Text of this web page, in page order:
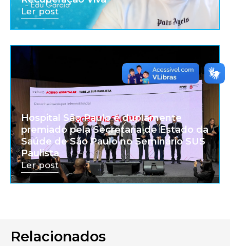
Ler post
Hospital São Paulo é duplamente
premiado pela Secretaria de Estado da
Saúde de São Paulo no Seminário SUS
Paulista
Ler post
Relacionados